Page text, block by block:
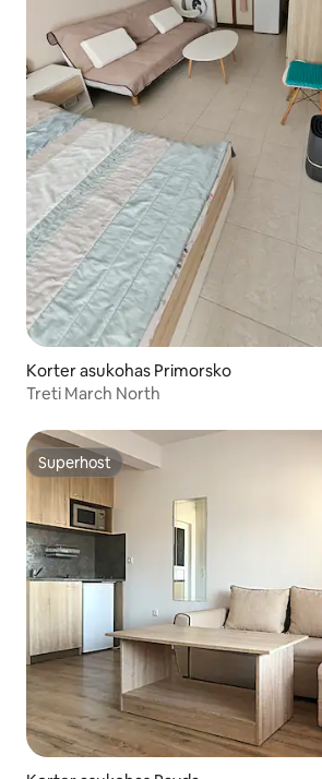
Korter asukohas Primorsko
Treti March North
Superhost
Superhost